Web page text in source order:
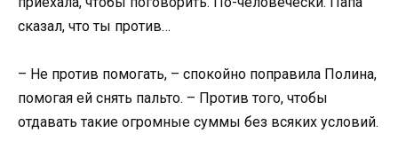
сказал, что ты против…
– Не против помогать, – спокойно поправила Полина,
помогая ей снять пальто. – Против того, чтобы
отдавать такие огромные суммы без всяких условий.